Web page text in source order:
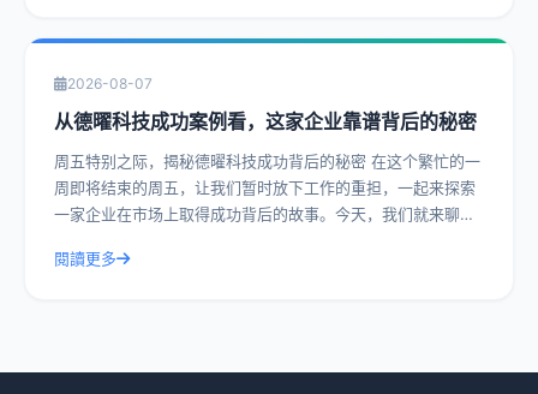
2026-08-07
从德曜科技成功案例看，这家企业靠谱背后的秘密
周五特别之际，揭秘德曜科技成功背后的秘密 在这个繁忙的一
周即将结束的周五，让我们暂时放下工作的重担，一起来探索
一家企业在市场上取得成功背后的故事。今天，我们就来聊聊
閱讀更多